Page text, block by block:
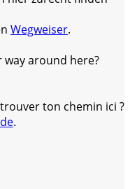
Wegweiser.
around here?
ton chemin ici ?
.